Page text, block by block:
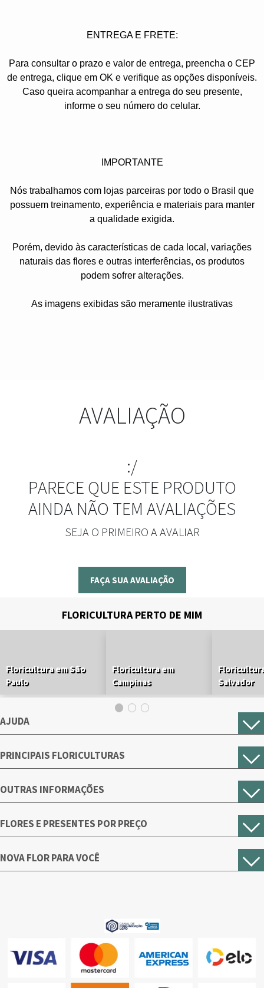
ENTREGA E FRETE:
Para consultar o prazo e valor de entrega, preencha o CEP
de entrega, clique em OK e verifique as opções disponíveis.
Caso queira acompanhar a entrega do seu presente,
informe o seu número do celular.
IMPORTANTE
Nós trabalhamos com lojas parceiras por todo o Brasil que
possuem treinamento, experiência e materiais para manter
a qualidade exigida.
Porém, devido às características de cada local, variações
naturais das flores e outras interferências, os produtos
podem sofrer alterações.
As imagens exibidas são meramente ilustrativas
AVALIAÇÃO
:/
PARECE QUE ESTE PRODUTO
AINDA NÃO TEM AVALIAÇÕES
SEJA O PRIMEIRO A AVALIAR
FAÇA SUA AVALIAÇÃO
FLORICULTURA PERTO DE MIM
Floricultura em São
Paulo
Floricultura em
Campinas
Salvador
AJUDA
PRINCIPAIS FLORICULTURAS
OUTRAS INFORMAÇÕES
FLORES E PRESENTES POR PREÇO
NOVA FLOR PARA VOCÊ